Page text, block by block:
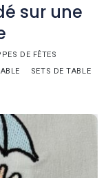
sur une
DE FÊTES
SETS DE TABLE